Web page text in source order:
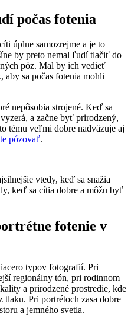
počas fotenia
úplne samozrejme a je to
by preto nemal ľudí tlačiť do
póz. Mal by ich vedieť
aby sa počas fotenia mohli
nepôsobia strojené. Keď sa
a začne byť prirodzený,
tému veľmi dobre nadväzuje aj
pózovať.
vtedy, keď sa snažia
keď sa cítia dobre a môžu byť
fotenie v
typov fotografií. Pri
regionálny tón, pri rodinnom
a prirodzené prostredie, kde
Pri portrétoch zasa dobre
a jemného svetla.